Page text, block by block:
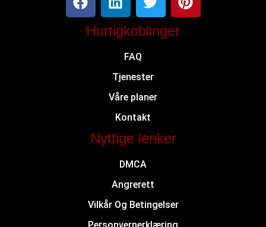
Hurtigkoblinger
FAQ
Tjenester
Våre planer
Kontakt
Nyttige lenker
DMCA
Angrerett
Vilkår Og Betingelser